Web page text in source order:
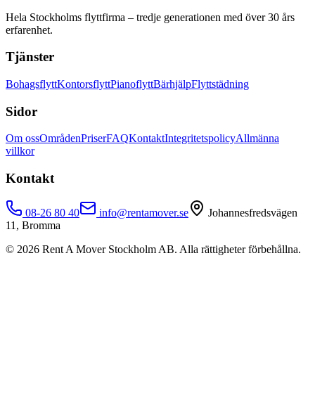
Hela Stockholms flyttfirma – tredje generationen med över 30 års
erfarenhet.
Tjänster
BohagsflyttKontorsflyttPianoflyttBärhjälpFlyttstädning
Sidor
Om ossOmrådenPriserFAQKontaktIntegritetspolicyAllmänna
villkor
Kontakt
08-26 80 40 info@rentamover.se
Johannesfredsvägen
11, Bromma
© 2026 Rent A Mover Stockholm AB. Alla rättigheter förbehållna.